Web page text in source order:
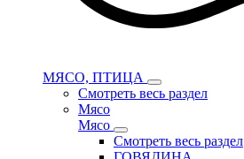
МЯСО, ПТИЦА
Смотреть весь раздел
Мясо
Мясо
Смотреть весь раздел